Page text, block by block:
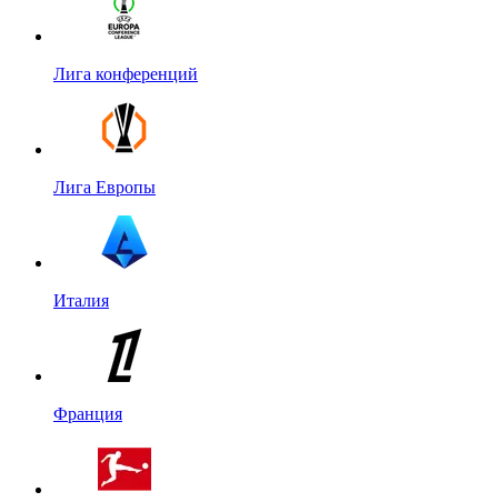
Лига конференций
Лига Европы
Италия
Франция